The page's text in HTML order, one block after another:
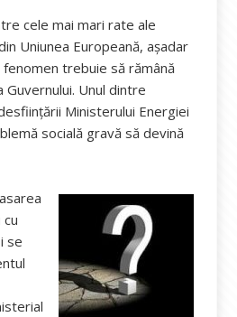
cele mai mari rate ale
Uniunea Europeană, așadar
trebuie să rămână
Unul dintre
Ministerului Energiei
socială gravă să devină
se